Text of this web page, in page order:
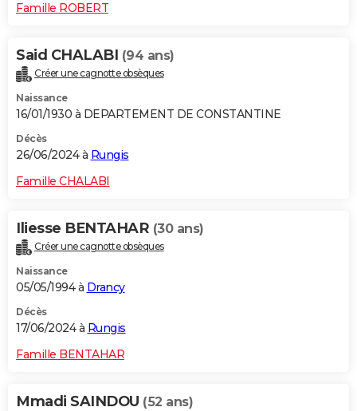
Famille ROBERT
Said CHALABI (94 ans)
Créer une cagnotte obsèques
Naissance
16/01/1930 à DEPARTEMENT DE CONSTANTINE
Décès
26/06/2024 à Rungis
Famille CHALABI
Iliesse BENTAHAR (30 ans)
Créer une cagnotte obsèques
Naissance
05/05/1994 à Drancy
Décès
17/06/2024 à Rungis
Famille BENTAHAR
Mmadi SAINDOU (52 ans)